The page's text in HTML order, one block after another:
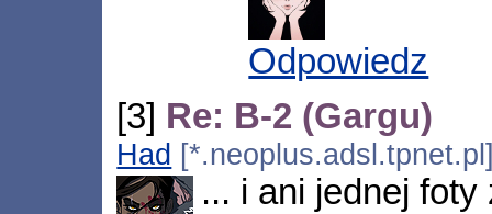
Odpowiedz
[3] Re: B-2 (Gargu)
Had
... i ani jednej